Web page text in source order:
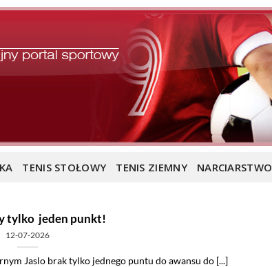
TENIS STOŁOWY TENIS ZIEMNY NARCIARSTWO
tylko jeden punkt!
12-07-2026
Jaslo brak tylko jednego puntu do awansu do [...]